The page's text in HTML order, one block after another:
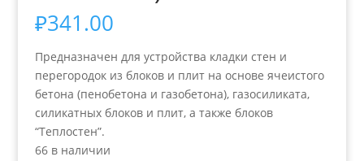
₽341.00
Предназначен для устройства кладки стен и
перегородок из блоков и плит на основе ячеистого
бетона (пенобетона и газобетона), газосиликата,
силикатных блоков и плит, а также блоков
“Теплостен”.
66 в наличии